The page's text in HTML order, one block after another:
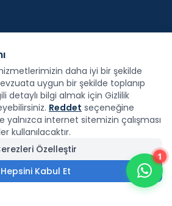
1
Sepete Ekle
Fatura uygulaması
Pinterest
daha iyi bir şekilde
uygun bir şekilde toplanıp
detaylı bilgi almak için Gizlilik
Reddet seçeneğine
yalnızca internet sitemizin çalışması
kullanılacaktır.
Özelleştir
Hepsini Kabul Et